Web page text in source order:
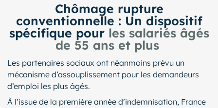
Chômage rupture
conventionnelle : Un dispositif
spécifique pour les salariés âgés
de 55 ans et plus
Les partenaires sociaux ont néanmoins prévu un
mécanisme d’assouplissement pour les demandeurs
d’emploi les plus âgés.
À l’issue de la première année d’indemnisation, France